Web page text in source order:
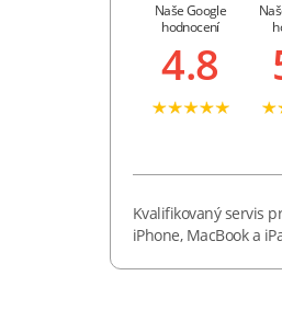
Naše Google
hodnocení
4.8
Kvalifikovaný servis
iPhone, MacBook a